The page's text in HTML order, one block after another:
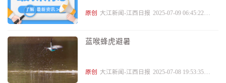
原创 大江新闻-江西日报 2025-07-09 06:45:22 评
蓝喉蜂虎避暑
原创 大江新闻-江西日报 2025-07-08 19:53:35 评